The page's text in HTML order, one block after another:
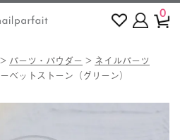
0
パーツ・パウダー
ネイルパーツ
ベットストーン（グリーン）